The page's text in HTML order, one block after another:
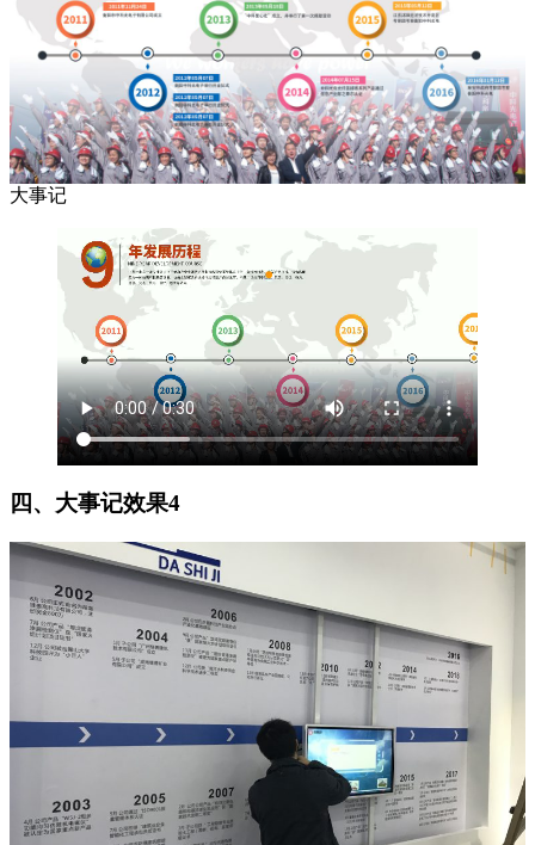
大事记
四、大事记效果4